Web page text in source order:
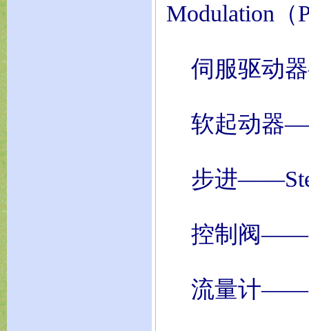
Modulation（
伺服驱动
软起动器
步进
控制阀
流量计